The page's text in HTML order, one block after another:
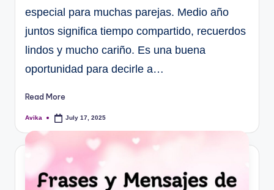
especial para muchas parejas. Medio año
juntos significa tiempo compartido, recuerdos
lindos y mucho cariño. Es una buena
oportunidad para decirle a…
Read More
Avika July 17, 2025